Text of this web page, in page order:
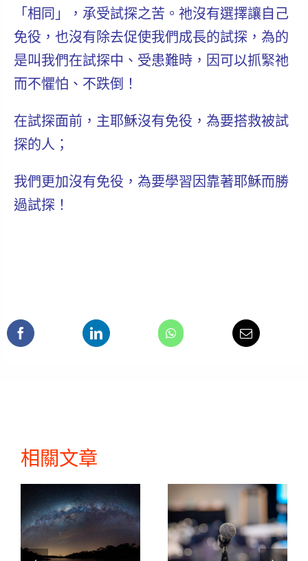
「相同」，承受試探之苦。祂沒有選擇讓自己
免役，也沒有除去促使我們成長的試探，為的
是叫我們在試探中、受患難時，因可以抓緊祂
而不懼怕、不跌倒！
在試探面前，主耶穌沒有免役，為要搭救被試
探的人；
我們更加沒有免役，為要學習因靠著耶穌而勝
過試探！
相關文章